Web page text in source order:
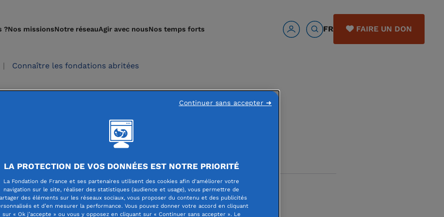
?Nos missionsNotre réseauAgir avec nousNos temps forts FR FAIRE UN DON
Connaître les fondations abritées
créer une fondation ?
d'une fondations’inscrit dans un projet profondément
LA PROTECTION DE VOS DONNÉES EST NOTRE PRIORITÉ
La Fondation de France et ses partenaires utilisent des cookies afin d'améliorer votre
navigation sur le site, réaliser des statistiques (audience et usage), vous permettre de
des éléments sur les réseaux sociaux, vous proposer du contenu et des publicités
et d’en mesurer la performance. Vous pouvez donner votre accord en cliquant
sur « Ok j’accepte » ou vous y opposez en cliquant sur « Continuer sans accepter ». Le
Continuer sans accepter ➜